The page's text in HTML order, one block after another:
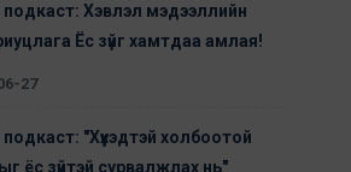
подкаст: Хэвлэл мэдээллийн
Ёс зүйг хамтдаа амлая!
27
"Хүүхэдтэй холбоотой
ёс зүйтэй сурвалжлах нь"